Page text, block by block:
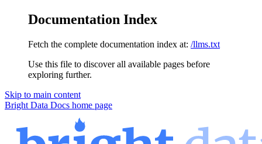
Documentation Index
Fetch the complete documentation index at: /llms.txt
Use this file to discover all available pages before
exploring further.
Skip to main content
Bright Data Docs home page